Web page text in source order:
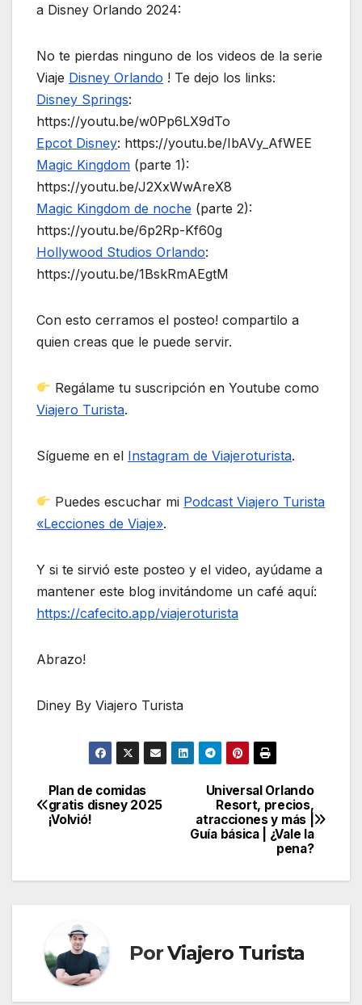
a Disney Orlando 2024:
No te pierdas ninguno de los videos de la serie
Viaje Disney Orlando ! Te dejo los links:
Disney Springs:
https://youtu.be/w0Pp6LX9dTo
Epcot Disney: https://youtu.be/IbAVy_AfWEE
Magic Kingdom (parte 1):
https://youtu.be/J2XxWwAreX8
Magic Kingdom de noche (parte 2):
https://youtu.be/6p2Rp-Kf60g
Hollywood Studios Orlando:
https://youtu.be/1BskRmAEgtM
Con esto cerramos el posteo! compartilo a
quien creas que le puede servir.
Regálame tu suscripción en Youtube como
Viajero Turista.
Sígueme en el Instagram de Viajeroturista.
Puedes escuchar mi Podcast Viajero Turista
«Lecciones de Viaje».
Y si te sirvió este posteo y el video, ayúdame a
mantener este blog invitándome un café aquí:
https://cafecito.app/viajeroturista
Abrazo!
Diney By Viajero Turista
Navegación
de
Universal Orlando
Resort, precios,
atracciones y más |
Guía básica | ¿Vale la
pena?
Plan de comidas
gratis disney 2025
¡Volvió!
PorViajero Turista